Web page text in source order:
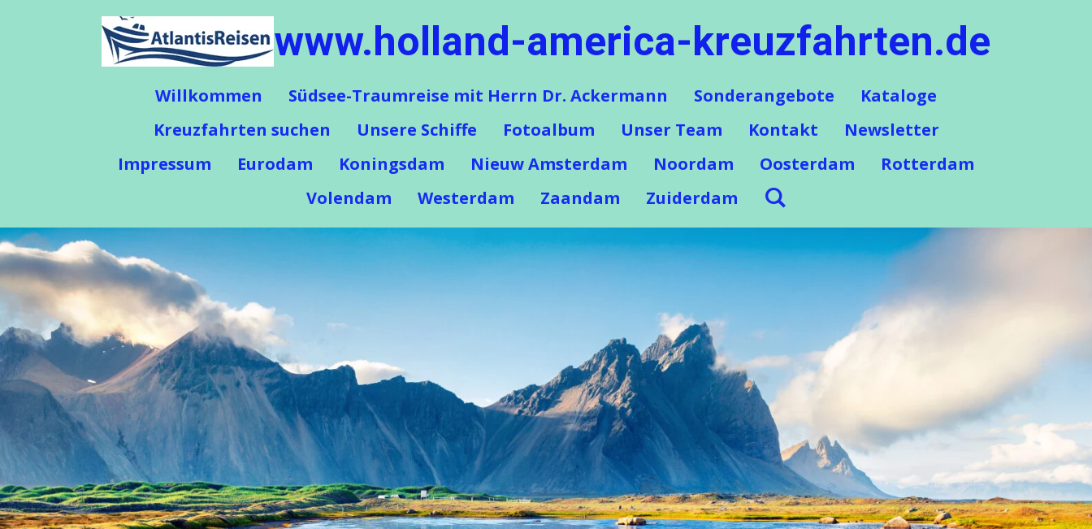
www.holland-america-kreuzfahrten.de
Willkommen Südsee-Traumreise mit Herrn Dr. Ackermann Sonderangebote
Kataloge
Kreuzfahrten suchen
Unsere Schiffe Fotoalbum Unser Team Kontakt
Newsletter
Impressum
Eurodam Koningsdam Nieuw Amsterdam Noordam Oosterdam
Rotterdam
Volendam
Westerdam Zaandam Zuiderdam